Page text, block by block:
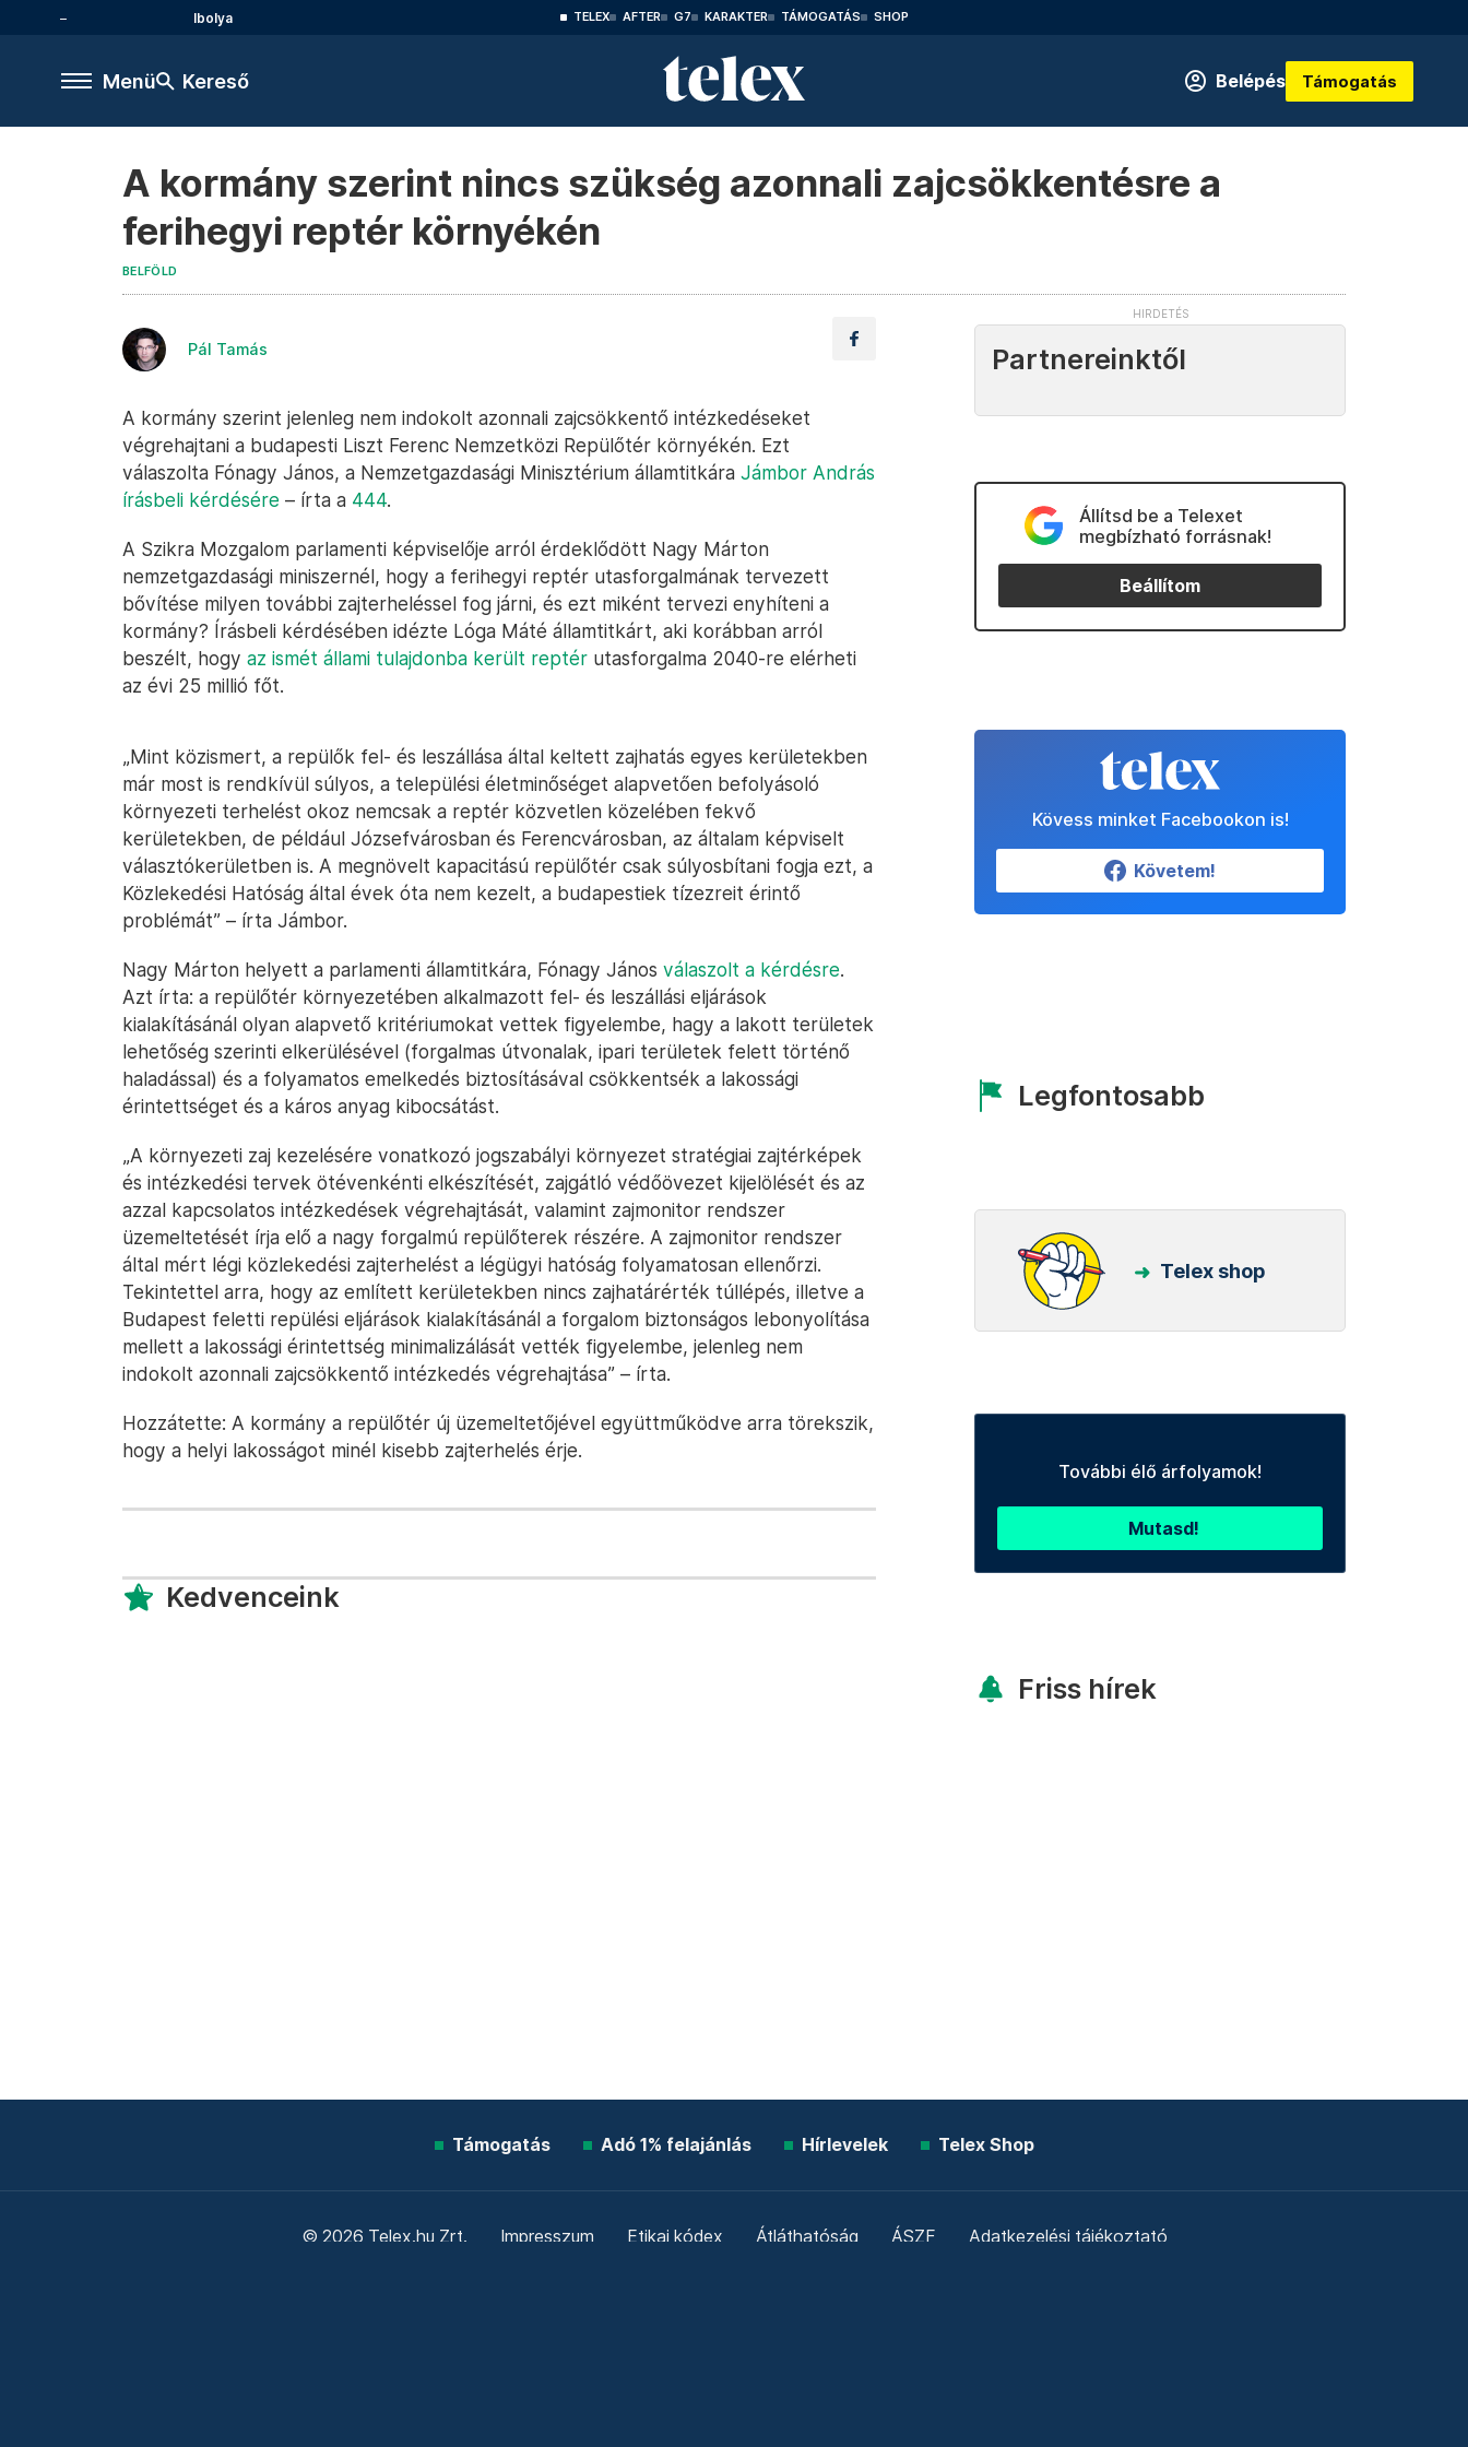
Ibolya TELEX AFTER G7 KARAKTER TÁMOGATÁS SHOP
Menü Kereső Belépés Támogatás
A kormány szerint nincs szükség azonnali zajcsökkentésre a
ferihegyi reptér környékén
BELFÖLD
Pál Tamás
A kormány szerint jelenleg nem indokolt azonnali zajcsökkentő intézkedéseket
végrehajtani a budapesti Liszt Ferenc Nemzetközi Repülőtér környékén. Ezt
válaszolta Fónagy János, a Nemzetgazdasági Minisztérium államtitkára Jámbor András
írásbeli kérdésére – írta a 444.
A Szikra Mozgalom parlamenti képviselője arról érdeklődött Nagy Márton
nemzetgazdasági miniszernél, hogy a ferihegyi reptér utasforgalmának tervezett
bővítése milyen további zajterheléssel fog járni, és ezt miként tervezi enyhíteni a
kormány? Írásbeli kérdésében idézte Lóga Máté államtitkárt, aki korábban arról
beszélt, hogy az ismét állami tulajdonba került reptér utasforgalma 2040-re elérheti
az évi 25 millió főt.
„Mint közismert, a repülők fel- és leszállása által keltett zajhatás egyes kerületekben
már most is rendkívül súlyos, a települési életminőséget alapvetően befolyásoló
környezeti terhelést okoz nemcsak a reptér közvetlen közelében fekvő
kerületekben, de például Józsefvárosban és Ferencvárosban, az általam képviselt
választókerületben is. A megnövelt kapacitású repülőtér csak súlyosbítani fogja ezt, a
Közlekedési Hatóság által évek óta nem kezelt, a budapestiek tízezreit érintő
problémát” – írta Jámbor.
Nagy Márton helyett a parlamenti államtitkára, Fónagy János válaszolt a kérdésre.
Azt írta: a repülőtér környezetében alkalmazott fel- és leszállási eljárások
kialakításánál olyan alapvető kritériumokat vettek figyelembe, hagy a lakott területek
lehetőség szerinti elkerülésével (forgalmas útvonalak, ipari területek felett történő
haladással) és a folyamatos emelkedés biztosításával csökkentsék a lakossági
érintettséget és a káros anyag kibocsátást.
„A környezeti zaj kezelésére vonatkozó jogszabályi környezet stratégiai zajtérképek
és intézkedési tervek ötévenkénti elkészítését, zajgátló védőövezet kijelölését és az
azzal kapcsolatos intézkedések végrehajtását, valamint zajmonitor rendszer
üzemeltetését írja elő a nagy forgalmú repülőterek részére. A zajmonitor rendszer
által mért légi közlekedési zajterhelést a légügyi hatóság folyamatosan ellenőrzi.
Tekintettel arra, hogy az említett kerületekben nincs zajhatárérték túllépés, illetve a
Budapest feletti repülési eljárások kialakításánál a forgalom biztonságos lebonyolítása
mellett a lakossági érintettség minimalizálását vették figyelembe, jelenleg nem
indokolt azonnali zajcsökkentő intézkedés végrehajtása” – írta.
Hozzátette: A kormány a repülőtér új üzemeltetőjével együttműködve arra törekszik,
hogy a helyi lakosságot minél kisebb zajterhelés érje.
Kedvenceink
Partnereinktől
Állítsd be a Telexet
megbízható forrásnak!
Beállítom
Kövess minket Facebookon is!
Követem!
Legfontosabb
Telex shop
További élő árfolyamok!
Mutasd!
Friss hírek
Támogatás Adó 1% felajánlás Hírlevelek Telex Shop
© 2026 Telex.hu Zrt. Impresszum Etikai kódex Átláthatóság ÁSZF Adatkezelési tájékoztató